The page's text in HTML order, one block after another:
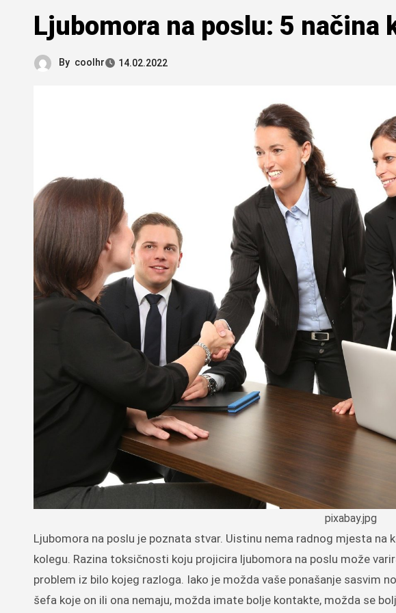
Ljubomora na poslu: 5 načina
By coolhr 14.02.2022
pixabay.jpg
Ljubomora na poslu je poznata stvar. Uistinu nema radnog mjesta na kojem nećete naići na barem jednog ljubomornog
kolegu. Razina toksičnosti koju projicira ljubomora na poslu može
problem iz bilo kojeg razloga. Iako je možda vaše ponašanje sasvim
šefa koje on ili ona nemaju, možda imate bolje kontakte, možda se